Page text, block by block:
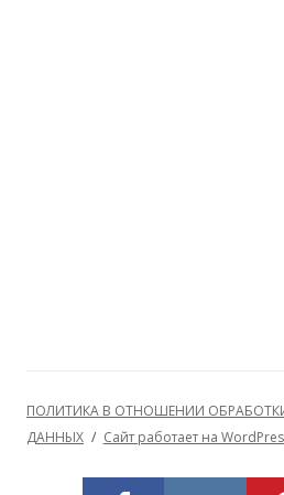
ПОЛИТИКА В ОТНОШЕНИИ
ДАННЫХ
Сайт работает на